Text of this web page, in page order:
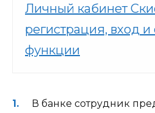
Личный кабинет
регистрация, вход
функции
В банке сотрудник